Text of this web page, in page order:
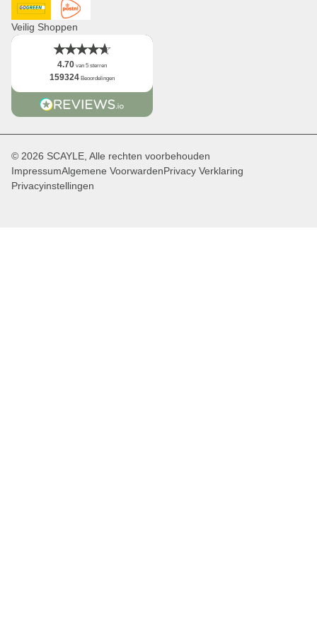
DHL GoGreenPost NL
Veilig Shoppen
4.70 van 5 sterren
159324 Beoordelingen
© 2026 SCAYLE, Alle rechten voorbehouden
ImpressumAlgemene VoorwardenPrivacy Verklaring
Privacyinstellingen